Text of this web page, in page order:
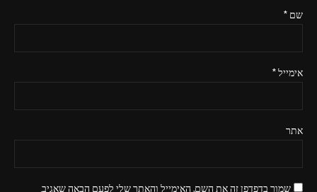
שם*
אימייל*
אתר